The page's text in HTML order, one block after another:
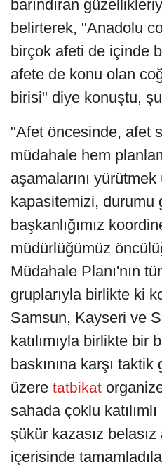
barındıran
belirterek, "Anadolu
birçok afeti de içinde
afete de konu olan
birisi" diye konuştu,
"Afet öncesinde, afet
müdahale hem
aşamalarını
kapasitemizi, durumu
başkanlığımız
müdürlüğümüz
Müdahale Planı'nın
gruplarıyla birlikte ki
Samsun, Kayseri ve
katılımıyla birlikte bir
baskınına karşı
üzere tatbikat
sahada çoklu
şükür kazasız
içerisinde